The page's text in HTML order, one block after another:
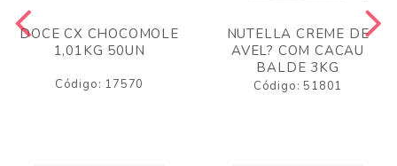
DOCE CX CHOCOMOLE
1,01KG 50UN
Código: 17570
NUTELLA CREME DE
AVEL? COM CACAU
BALDE 3KG
Código: 51801